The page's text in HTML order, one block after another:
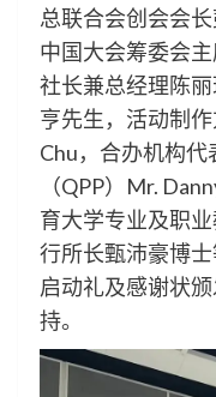
总联合会创会会
中国大会筹委会
社长兼总经理陈
亨先生，活动制作
Chu，合办机构代
（QPP）Mr.
育大学专业及职
行所长甄沛豪博
启动礼及感谢状
持。